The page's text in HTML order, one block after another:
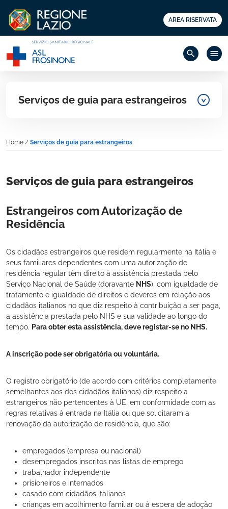
AREA RISERVATA
search menu
Serviços de guia para estrangeiros
Home / Serviços de guia para estrangeiros
Serviços de guia para estrangeiros
Estrangeiros com Autorização de
Residência
Os cidadãos estrangeiros que residem regularmente na Itália e
seus familiares dependentes com uma autorização de
residência regular têm direito à assistência prestada pelo
Serviço Nacional de Saúde (doravante NHS), com igualdade de
tratamento e igualdade de direitos e deveres em relação aos
cidadãos italianos no que diz respeito à contribuição a ser paga,
a assistência prestada pelo NHS e sua validade ao longo do
tempo. Para obter esta assistência, deve registar-se no NHS.
A inscrição pode ser obrigatória ou voluntária.
O registro obrigatório (de acordo com critérios completamente
semelhantes aos dos cidadãos italianos) diz respeito a
estrangeiros não pertencentes à UE, em conformidade com as
regras relativas à entrada na Itália ou que solicitaram a
renovação da autorização de residência, que são:
empregados (empresa ou nacional)
desempregados inscritos nas listas de emprego
trabalhador independente
prisioneiros e internados
casado com cidadãos italianos
crianças em acolhimento familiar ou à espera de adoção